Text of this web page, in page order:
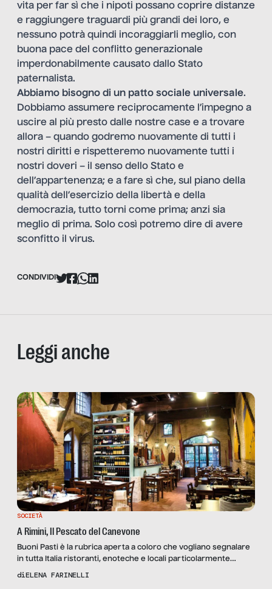
vita per far sì che i nipoti possano coprire distanze
e raggiungere traguardi più grandi dei loro, e
nessuno potrà quindi incoraggiarli meglio, con
buona pace del conflitto generazionale
imperdonabilmente causato dallo Stato
paternalista.
Abbiamo bisogno di un patto sociale universale.
Dobbiamo assumere reciprocamente l’impegno a
uscire al più presto dalle nostre case e a trovare
allora – quando godremo nuovamente di tutti i
nostri diritti e rispetteremo nuovamente tutti i
nostri doveri – il senso dello Stato e
dell’appartenenza; e a fare sì che, sul piano della
qualità dell’esercizio della libertà e della
democrazia, tutto torni come prima; anzi sia
meglio di prima. Solo così potremo dire di avere
sconfitto il virus.
CONDIVIDI
Leggi anche
SOCIETÀ
A Rimini, Il Pescato del Canevone
Buoni Pasti è la rubrica aperta a coloro che vogliano segnalare
in tutta Italia ristoranti, enoteche e locali particolarmente
indicati per pause pranzo o cene di lavoro, con un occhio
diELENA FARINELLI